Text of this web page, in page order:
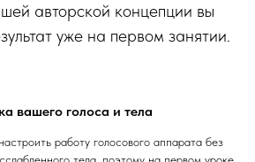
авторской концепции вы
уже на первом занятии.
вашего голоса и тела
работу голосового аппарата без